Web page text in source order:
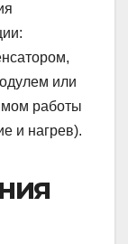
или
работы
и нагрев).